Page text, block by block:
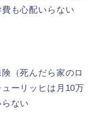
も心配いらない
（死んだら家のロ
ーリッヒは月10万
ない